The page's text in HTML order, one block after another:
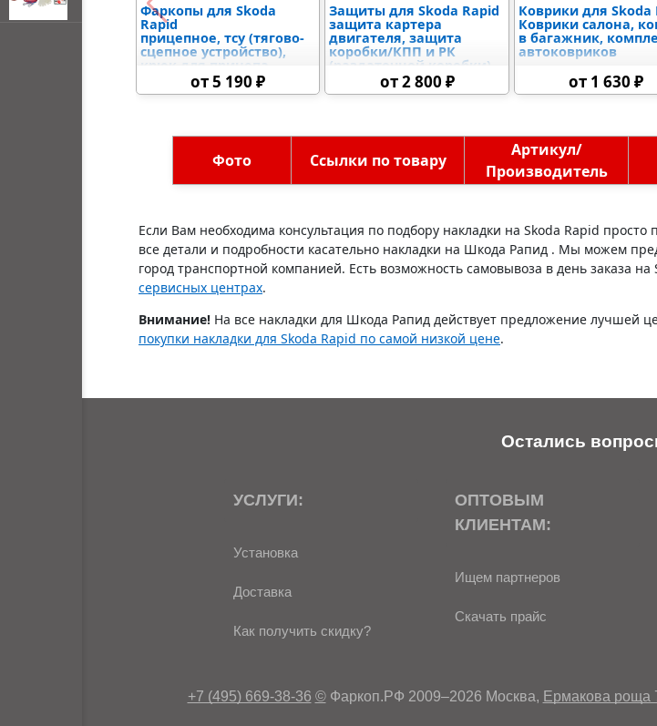
открывать
меню по
наведении
Фаркопы для Skoda
Rapid
прицепное, тсу (тягово-
сцепное устройство),
крюк для прицепа
от 5 190 ₽
Защиты для Skoda Rapid
защита картера
двигателя, защита
коробки/КПП и РК
(раздаточной коробки),
защыита радиатора и
дифференциалов,
управления
от 2 800 ₽
Коврики для Skoda
Коврики салона,
в багажник,
автоковриков
от 1 630 ₽
Фото Ссылки по товару
Артикул/
Производитель
Если Вам необходима консультация по подбору накладки на Skoda Rapid просто
все детали и подробности касательно накладки на Шкода Рапид . Мы можем
город транспортной компанией. Есть возможность самовывоза в день заказа на
сервисных центрах.
Внимание! На все накладки для Шкода Рапид действует предложение лучшей
покупки накладки для Skoda Rapid по самой низкой цене.
Остались
УСЛУГИ:
Установка
Доставка
Как получить скидку?
ОПТОВЫМ
КЛИЕНТАМ:
Ищем партнеров
Скачать прайс
+7 (495) 669-38-36 ©Фаркоп.РФ 2009–2026 Москва, Ермакова роща